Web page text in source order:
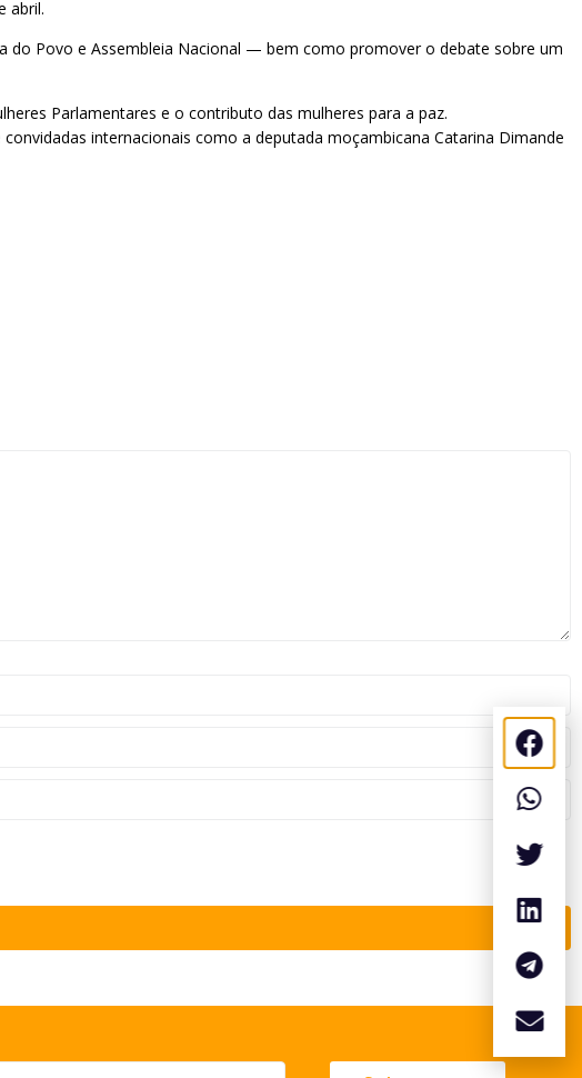
abril.
do Povo e Assembleia Nacional — bem como promover o debate sobre um
Parlamentares e o contributo das mulheres para a paz.
internacionais como a deputada moçambicana Catarina Dimande